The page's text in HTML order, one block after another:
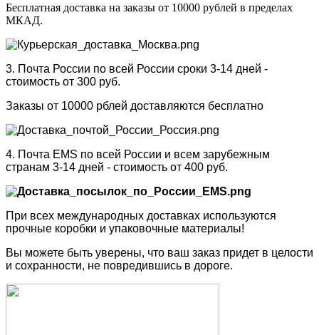
Бесплатная доставка на заказы от 10000 рублей в пределах
МКАД.
3. Почта России по всей России сроки 3-14 дней -
стоимость от 300 руб.
Заказы от 10000 рблей доставляются бесплатно
4. Почта EMS по всей России и всем зарубежным
странам 3-14 дней - стоимость от 400 руб.
При всех международных доставках используются
прочные коробки и упаковочные материалы!
Вы можете быть уверены, что ваш заказ придет в целости
и сохранности, не повредившись в дороге.